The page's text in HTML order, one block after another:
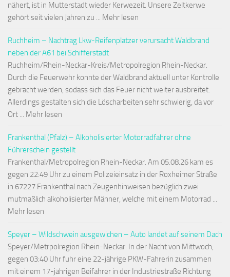
nähert, ist in Mutterstadt wieder Kerwezeit. Unsere Zeltkerwe
gehört seit vielen Jahren zu ... Mehr lesen
Ruchheim – Nachtrag Lkw-Reifenplatzer verursacht Waldbrand
neben der A61 bei Schifferstadt
Ruchheim/Rhein-Neckar-Kreis/Metropolregion Rhein-Neckar.
Durch die Feuerwehr konnte der Waldbrand aktuell unter Kontrolle
gebracht werden, sodass sich das Feuer nicht weiter ausbreitet.
Allerdings gestalten sich die Löscharbeiten sehr schwierig, da vor
Ort ... Mehr lesen
Frankenthal (Pfalz) – Alkoholisierter Motorradfahrer ohne
Führerschein gestellt
Frankenthal/Metropolregion Rhein-Neckar. Am 05.08.26 kam es
gegen 22:49 Uhr zu einem Polizeieinsatz in der Roxheimer Straße
in 67227 Frankenthal nach Zeugenhinweisen bezüglich zwei
mutmaßlich alkoholisierter Männer, welche mit einem Motorrad ...
Mehr lesen
Speyer – Wildschwein ausgewichen – Auto landet auf seinem Dach
Speyer/Metrpolregion Rhein-Neckar. In der Nacht von Mittwoch,
gegen 03:40 Uhr fuhr eine 22-jährige PKW-Fahrerin zusammen
mit einem 17-jährigen Beifahrer in der Industriestraße Richtung